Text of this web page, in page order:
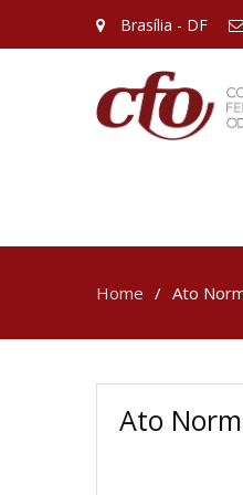
Brasília - DF
Home Ato
Ato